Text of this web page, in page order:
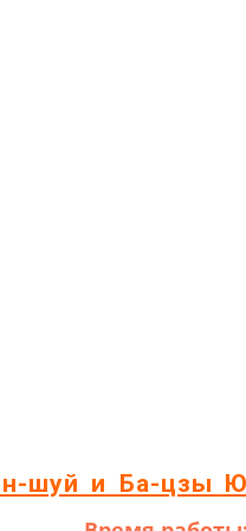
шуй и Ба-цзы